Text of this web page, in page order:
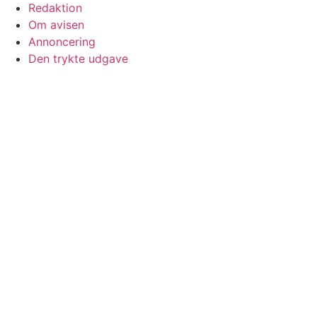
Redaktion
Om avisen
Annoncering
Den trykte udgave